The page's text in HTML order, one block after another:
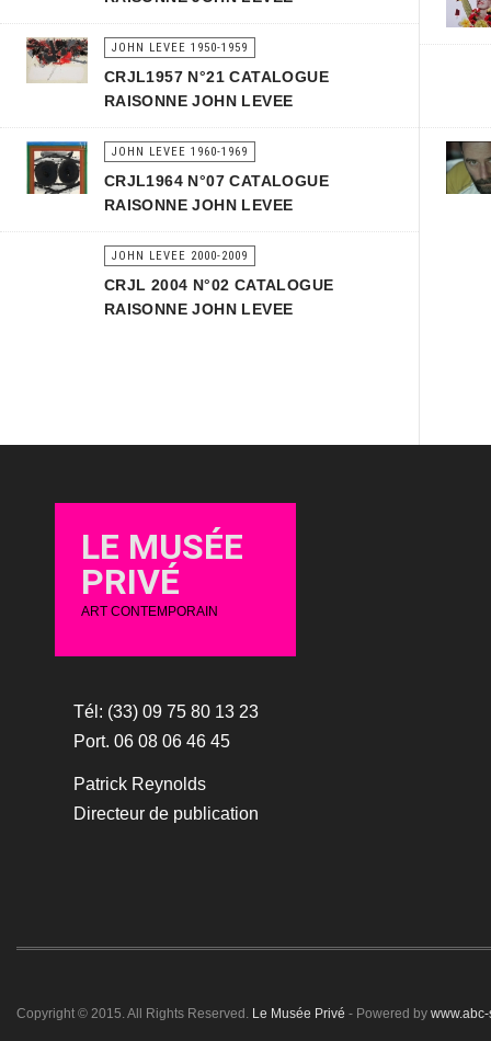
JOHN LEVEE 1950-1959
CRJL1957 N°21 CATALOGUE
RAISONNE JOHN LEVEE
JOHN LEVEE 1960-1969
CRJL1964 N°07 CATALOGUE
RAISONNE JOHN LEVEE
JOHN LEVEE 2000-2009
CRJL 2004 N°02 CATALOGUE
RAISONNE JOHN LEVEE
LE MUSÉE
PRIVÉ
ART CONTEMPORAIN
Tél: (33) 09 75 80 13 23
Port. 06 08 06 46 45
Patrick Reynolds
Directeur de publication
Copyright © 2015. All Rights Reserved. Le Musée Privé - Powered by